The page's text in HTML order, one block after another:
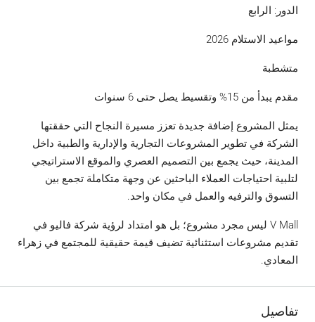
الدور: الرابع
مواعيد الاستلام 2026
متشطبة
مقدم يبدأ من 15% وتقسيط يصل حتى 6 سنوات
يمثل المشروع إضافة جديدة تعزز مسيرة النجاح التي حققتها
الشركة في تطوير المشروعات التجارية والإدارية والطبية داخل
المدينة، حيث يجمع بين التصميم العصري والموقع الاستراتيجي
لتلبية احتياجات العملاء الباحثين عن وجهة متكاملة تجمع بين
التسوق والترفيه والعمل في مكان واحد.
V Mall ليس مجرد مشروع؛ بل هو امتداد لرؤية شركة فاليو في
تقديم مشروعات استثنائية تضيف قيمة حقيقية للمجتمع في زهراء
المعادي.
تفاصيل